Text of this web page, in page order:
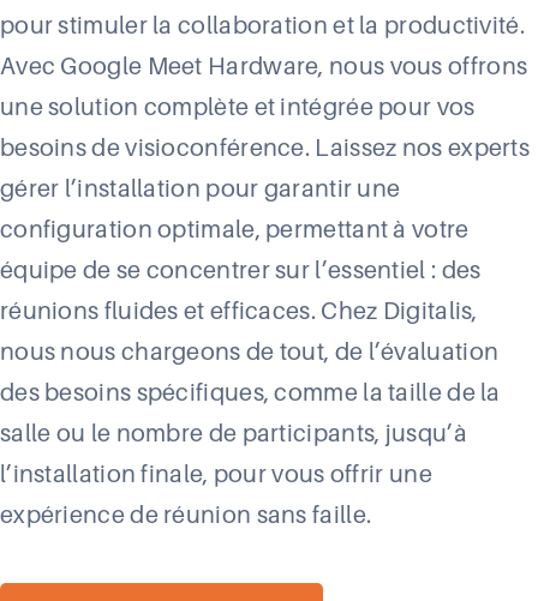
pour stimuler la collaboration et la productivité.
Avec Google Meet Hardware, nous vous offrons
une solution complète et intégrée pour vos
besoins de visioconférence. Laissez nos experts
gérer l’installation pour garantir une
configuration optimale, permettant à votre
équipe de se concentrer sur l’essentiel : des
réunions fluides et efficaces. Chez Digitalis,
nous nous chargeons de tout, de l’évaluation
des besoins spécifiques, comme la taille de la
salle ou le nombre de participants, jusqu’à
l’installation finale, pour vous offrir une
expérience de réunion sans faille.